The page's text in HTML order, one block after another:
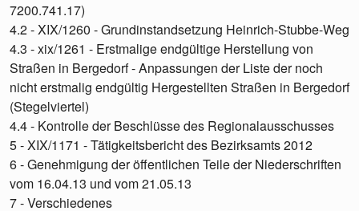
7200.741.17)
4.2 - XIX/1260 - Grundinstandsetzung Heinrich-Stubbe-Weg
4.3 - xix/1261 - Erstmalige endgültige Herstellung von
Straßen in Bergedorf - Anpassungen der Liste der noch
nicht erstmalig endgültig Hergestellten Straßen in Bergedorf
(Stegelviertel)
4.4 - Kontrolle der Beschlüsse des Regionalausschusses
5 - XIX/1171 - Tätigkeitsbericht des Bezirksamts 2012
6 - Genehmigung der öffentlichen Teile der Niederschriften
vom 16.04.13 und vom 21.05.13
7 - Verschiedenes